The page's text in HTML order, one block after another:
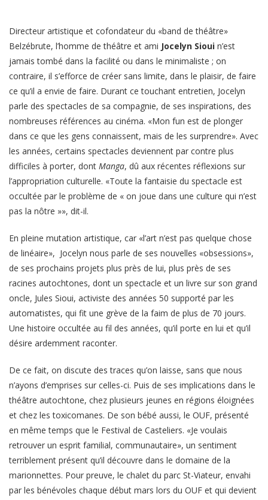
Directeur artistique et cofondateur du «band de théâtre»
Belzébrute, l’homme de théâtre et ami Jocelyn Sioui n’est
jamais tombé dans la facilité ou dans le minimaliste ; on
contraire, il s’efforce de créer sans limite, dans le plaisir, de faire
ce qu’il a envie de faire. Durant ce touchant entretien, Jocelyn
parle des spectacles de sa compagnie, de ses inspirations, des
nombreuses références au cinéma. «Mon fun est de plonger
dans ce que les gens connaissent, mais de les surprendre». Avec
les années, certains spectacles deviennent par contre plus
difficiles à porter, dont Manga, dû aux récentes réflexions sur
l’appropriation culturelle. «Toute la fantaisie du spectacle est
occultée par le problème de « on joue dans une culture qui n’est
pas la nôtre »», dit-il.
En pleine mutation artistique, car «l’art n’est pas quelque chose
de linéaire», Jocelyn nous parle de ses nouvelles «obsessions»,
de ses prochains projets plus près de lui, plus près de ses
racines autochtones, dont un spectacle et un livre sur son grand
oncle, Jules Sioui, activiste des années 50 supporté par les
automatistes, qui fit une grève de la faim de plus de 70 jours.
Une histoire occultée au fil des années, qu’il porte en lui et qu’il
désire ardemment raconter.
De ce fait, on discute des traces qu’on laisse, sans que nous
n’ayons d’emprises sur celles-ci. Puis de ses implications dans le
théâtre autochtone, chez plusieurs jeunes en régions éloignées
et chez les toxicomanes. De son bébé aussi, le OUF, présenté
en même temps que le Festival de Casteliers. «Je voulais
retrouver un esprit familial, communautaire», un sentiment
terriblement présent qu’il découvre dans le domaine de la
marionnettes. Pour preuve, le chalet du parc St-Viateur, envahi
par les bénévoles chaque début mars lors du OUF et qui devient